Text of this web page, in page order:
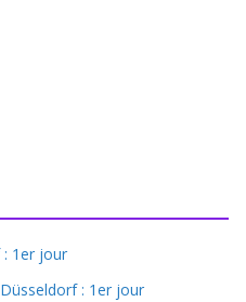
1er jour
: 1er jour